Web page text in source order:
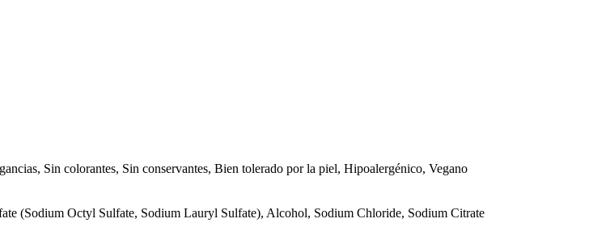
Sin colorantes, Sin conservantes, Bien tolerado por la piel, Hipoalergénico, Vegano
(Sodium Octyl Sulfate, Sodium Lauryl Sulfate), Alcohol, Sodium Chloride, Sodium Citrate